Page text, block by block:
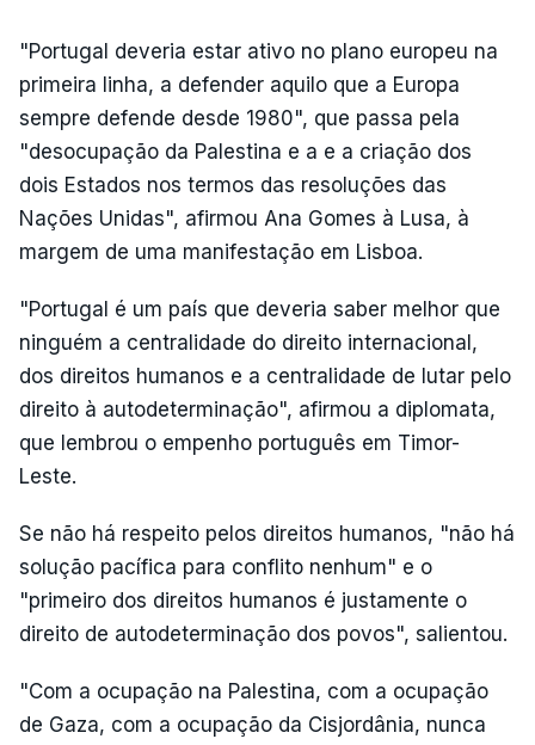
"Portugal deveria estar ativo no plano europeu na
primeira linha, a defender aquilo que a Europa
sempre defende desde 1980", que passa pela
"desocupação da Palestina e a e a criação dos
dois Estados nos termos das resoluções das
Nações Unidas", afirmou Ana Gomes à Lusa, à
margem de uma manifestação em Lisboa.
"Portugal é um país que deveria saber melhor que
ninguém a centralidade do direito internacional,
dos direitos humanos e a centralidade de lutar pelo
direito à autodeterminação", afirmou a diplomata,
que lembrou o empenho português em Timor-
Leste.
Se não há respeito pelos direitos humanos, "não há
solução pacífica para conflito nenhum" e o
"primeiro dos direitos humanos é justamente o
direito de autodeterminação dos povos", salientou.
"Com a ocupação na Palestina, com a ocupação
de Gaza, com a ocupação da Cisjordânia, nunca